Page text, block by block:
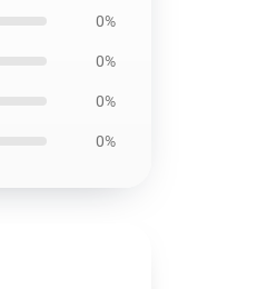
0%
0%
0%
0%